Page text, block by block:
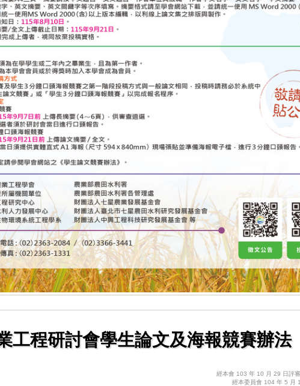
工程研討會學生論文及海報競賽辦法
經本會 103 年 10 月 29 日評
經本委員會 104 年 5 月